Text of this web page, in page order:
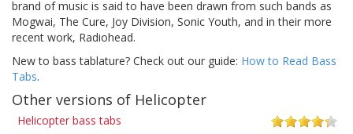
brand of music is said to have been drawn from such bands as
Mogwai, The Cure, Joy Division, Sonic Youth, and in their more
recent work, Radiohead.
New to bass tablature? Check out our guide: How to Read Bass
Tabs.
Other versions of Helicopter
Helicopter bass tabs